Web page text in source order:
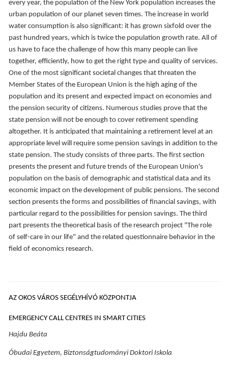
every year, the population of the New York population increases the
urban population of our planet seven times. The increase in world
water consumption is also significant: it has grown sixfold over the
past hundred years, which is twice the population growth rate. All of
us have to face the challenge of how this many people can live
together, efficiently, how to get the right type and quality of services.
One of the most significant societal changes that threaten the
Member States of the European Union is the high aging of the
population and its present and expected impact on economies and
the pension security of citizens. Numerous studies prove that the
state pension will not be enough to cover retirement spending
altogether. It is anticipated that maintaining a retirement level at an
appropriate level will require some pension savings in addition to the
state pension. The study consists of three parts. The first section
presents the present and future trends of the European Union's
population on the basis of demographic and statistical data and its
economic impact on the development of public pensions. The second
section presents the forms and possibilities of financial savings, with
particular regard to the possibilities for pension savings. The third
part presents the theoretical basis of the research project "The role
of self-care in our life" and the related questionnaire behavior in the
field of economics research.
AZ OKOS VÁROS SEGÉLYHÍVÓ KÖZPONTJA
EMERGENCY CALL CENTRES IN SMART CITIES
Hajdu Beáta
Óbudai Egyetem, Biztonságtudományi Doktori Iskola